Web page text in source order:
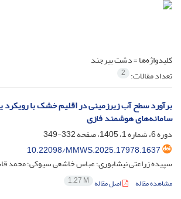
کلیدواژه‌ها =دشت بیرجند
تعداد مقالات: 2
برآورد سطح آب زیرزمینی در اقلیم خشک با رویکرد
سامانه‌های هوشمند فازی
دوره 6، شماره 1، 1405، صفحه
332-349
10.22098/MMWS.2025.17978.1637
سپیده زراعتی نیشابوری؛ عباس خاشعی سیوکی؛ محمد
مشاهده مقاله اصل مقاله 1.27 M